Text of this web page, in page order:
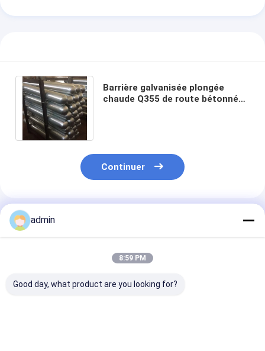
Barrière galvanisée plongée
chaude Q355 de route bétonnée
Continuer
Produits Recommandés
admin
8:59 PM
Good day, what product are you looking for?